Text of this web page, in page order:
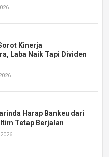
Kinerja
Laba Naik Tapi Dividen
Harap Bankeu dari
Tetap Berjalan